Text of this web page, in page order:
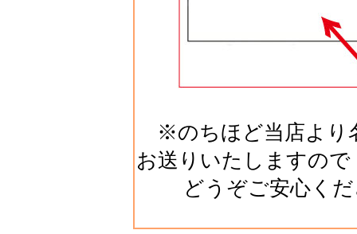
※のちほど当店より
お送りいたしますので
どうぞご安心くだ